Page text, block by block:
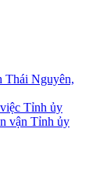
Thái Nguyên,
Tỉnh ủy
vận Tỉnh ủy